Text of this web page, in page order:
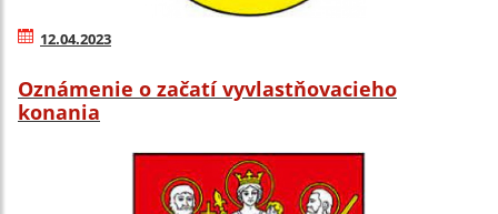
12.04.2023
Oznámenie o začatí vyvlastňovacieho
konania